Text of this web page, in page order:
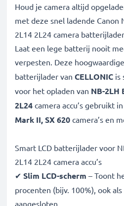
Houd je camera altijd
met deze snel ladende Canon
2L14 2L24 camera batterijlader
Laat een lege batterij nooit
verpesten. Deze hoogwaardige
batterijlader van CELLONIC is
voor het opladen van NB-2LH
2L24 camera accu’s gebruikt in
Mark II, SX 620 camera’s en
Smart LCD batterijlader voor
2L14 2L24 camera accu’s
✔ Slim LCD-scherm – Toont
procenten (bijv. 100%), ook
aangesloten